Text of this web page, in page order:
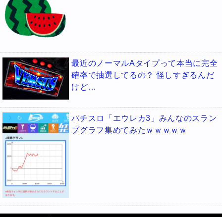
最近のノーマルAタイプって本当に完全
確率で抽選してるの？ 怪しすぎるんだ
けど…
パチスロ「エウレカ3」みんなのスラン
プグラフ集めてみたｗｗｗｗｗ